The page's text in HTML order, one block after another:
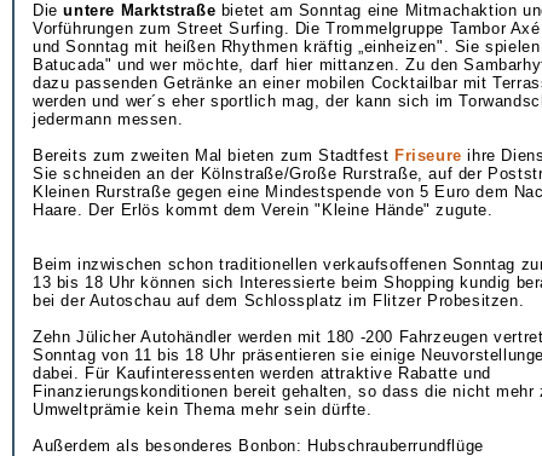
Dieuntere Marktstraße bietet am Sonntag eine Mitmachaktion
Vorführungen zum Street Surfing. Die Trommelgruppe Tambor
und Sonntag mit heißen Rhythmen kräftig „einheizen". Sie spielen
Batucada" und wer möchte, darf hier mittanzen. Zu den
dazu passenden Getränke an einer mobilen Cocktailbar mit
werden und wer´s eher sportlich mag, der kann sich im
jedermann messen.
Bereits zum zweiten Mal bieten zum Stadtfest Friseure ihre
Sie schneiden an der Kölnstraße/Große Rurstraße, auf der
Kleinen Rurstraße gegen eine Mindestspende von 5 Euro dem
Haare. Der Erlös kommt dem Verein "Kleine Hände" zugute.
Beim inzwischen schon traditionellen verkaufsoffenen Sonntag
13 bis 18 Uhr können sich Interessierte beim Shopping kundig
bei der Autoschau auf dem Schlossplatz im Flitzer Probesitzen.
Zehn Jülicher Autohändler werden mit 180 -200 Fahrzeugen
Sonntag von 11 bis 18 Uhr präsentieren sie einige
dabei. Für Kaufinteressenten werden attraktive Rabatte und
Finanzierungskonditionen bereit gehalten, so dass die nicht mehr
Umweltprämie kein Thema mehr sein dürfte.
Außerdem als besonderes Bonbon: Hubschrauberrundflüge